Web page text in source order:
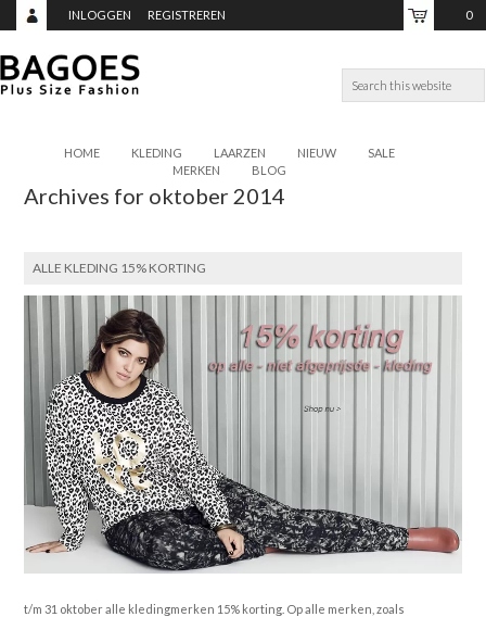
INLOGGEN REGISTREREN 0
€0,00
HOME KLEDING LAARZEN NIEUW
SALE
MERKEN
BLOG
Archives for oktober 2014
ALLE KLEDING 15% KORTING
t/m 31 oktober alle kledingmerken 15% korting. Op alle merken, zoals